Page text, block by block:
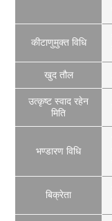
कीटाणुमुक्त विधि
खुद तौल
उत्कृष्ट स्वाद रहेन
मिति
भण्डारण विधि
बिक्रेता